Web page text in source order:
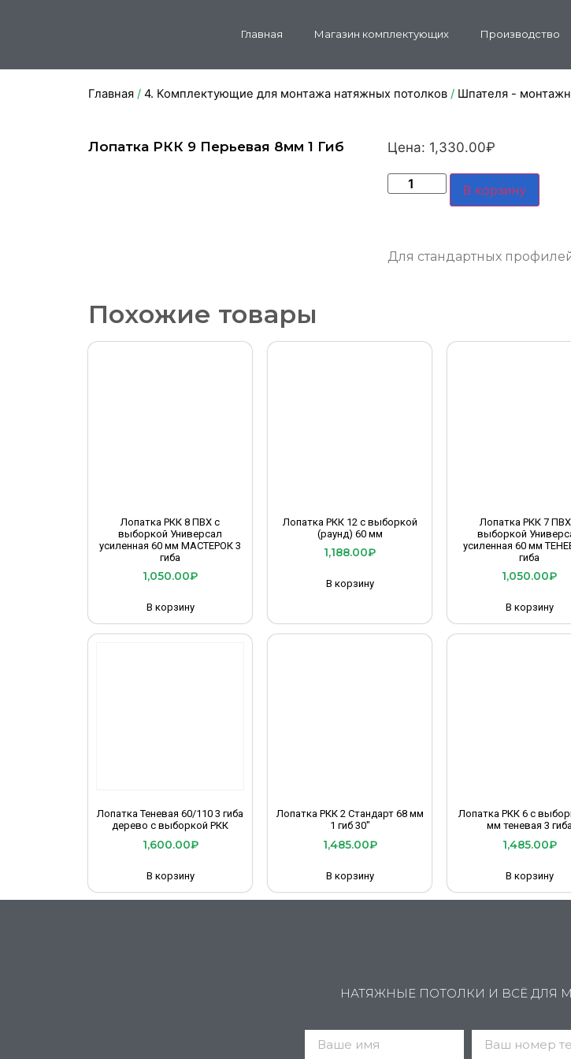
Главная Магазин комплектующих Производство
Главная / 4. Комплектующие для монтажа натяжных потолков / Шпателя -
Лопатка РКК 9 Перьевая 8мм 1 Гиб Цена: 1,330.00₽
В корзину
Для стандартных
Похожие товары
Лопатка РКК 8 ПВХ с
выборкой Универсал
усиленная 60 мм МАСТЕРОК 3
гиба
1,050.00₽
В корзину
Лопатка РКК 12 с выборкой
(раунд) 60 мм
1,188.00₽
В корзину
Лопатка РКК 7
выборкой
усиленная 60 мм
гиба
1,050.00₽
В корзину
Лопатка Теневая 60/110 3 гиба
дерево с выборкой РКК
1,600.00₽
В корзину
Лопатка РКК 2 Стандарт 68 мм
1 гиб 30″
1,485.00₽
В корзину
Лопатка РКК 6 с
мм теневая 3
1,485.00₽
В корзину
НАТЯЖНЫЕ ПОТОЛКИ И ВСЁ ДЛЯ